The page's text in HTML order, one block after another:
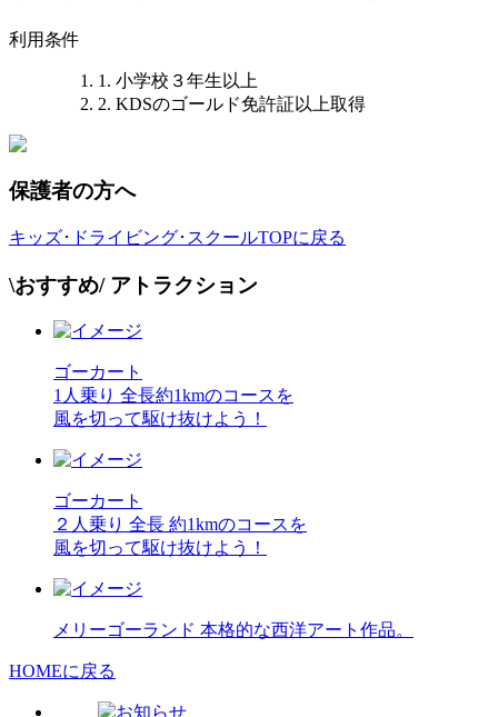
利用条件
1. 小学校３年生以上
2. KDSのゴールド免許証以上取得
保護者の方へ
キッズ･ドライビング･スクールTOPに戻る
\おすすめ/アトラクション
ゴーカート
1人乗り 全長約1kmのコースを
風を切って駆け抜けよう！
ゴーカート
２人乗り 全長 約1kmのコースを
風を切って駆け抜けよう！
メリーゴーランド 本格的な西洋アート作品。
HOMEに戻る